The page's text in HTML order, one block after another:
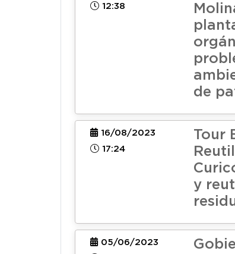
12:38
de
16/08/2023
17:24
Tour
y
05/06/2023